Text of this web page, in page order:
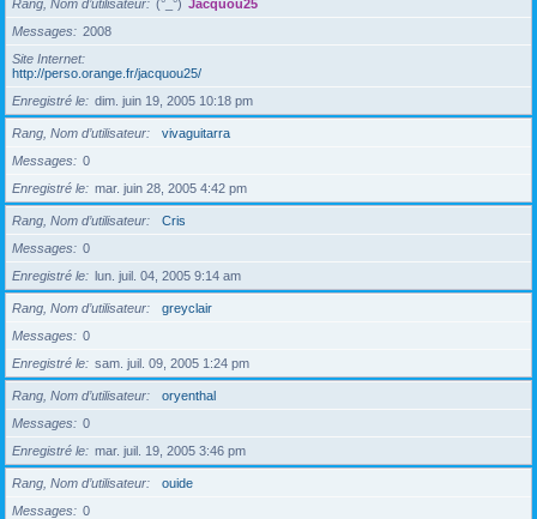
Rang, Nom d’utilisateur (°_°) Jacquou25
Messages
2008
Site Internet
http://perso.orange.fr/jacquou25/
Enregistré le
dim. juin 19, 2005 10:18 pm
Rang, Nom d’utilisateur
vivaguitarra
Messages
0
Enregistré le
mar. juin 28, 2005 4:42 pm
Rang, Nom d’utilisateur
Cris
Messages
0
Enregistré le
lun. juil. 04, 2005 9:14 am
Rang, Nom d’utilisateur
greyclair
Messages
0
Enregistré le
sam. juil. 09, 2005 1:24 pm
Rang, Nom d’utilisateur
oryenthal
Messages
0
Enregistré le
mar. juil. 19, 2005 3:46 pm
Rang, Nom d’utilisateur
ouide
Messages
0